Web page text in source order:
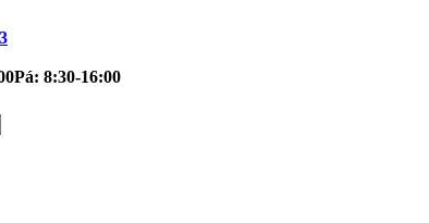
Pá: 8:30-16:00